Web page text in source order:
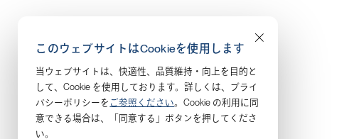
このウェブサイトはCookieを使用します
当ウェブサイトは、快適性、品質維持・向上を目的と
して、Cookie を使用しております。詳しくは、プライ
バシーポリシーを ご参照ください。Cookie の利用に同
意できる場合は、「同意する」ボタンを押してくださ
い。